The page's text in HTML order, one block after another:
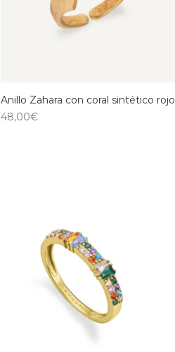
Anillo Zahara con coral sintético rojo
48,00€